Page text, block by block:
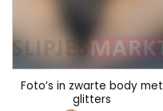
Foto’s in zwarte body met
glitters